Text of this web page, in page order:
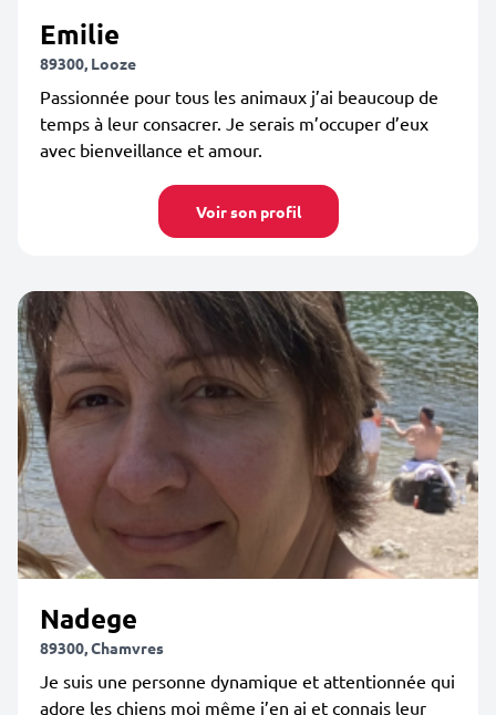
Emilie
89300, Looze
Passionnée pour tous les animaux j’ai beaucoup de
temps à leur consacrer. Je serais m’occuper d’eux
avec bienveillance et amour.
Voir son profil
Nadege
89300, Chamvres
Je suis une personne dynamique et attentionnée qui
adore les chiens moi même j’en ai et connais leur